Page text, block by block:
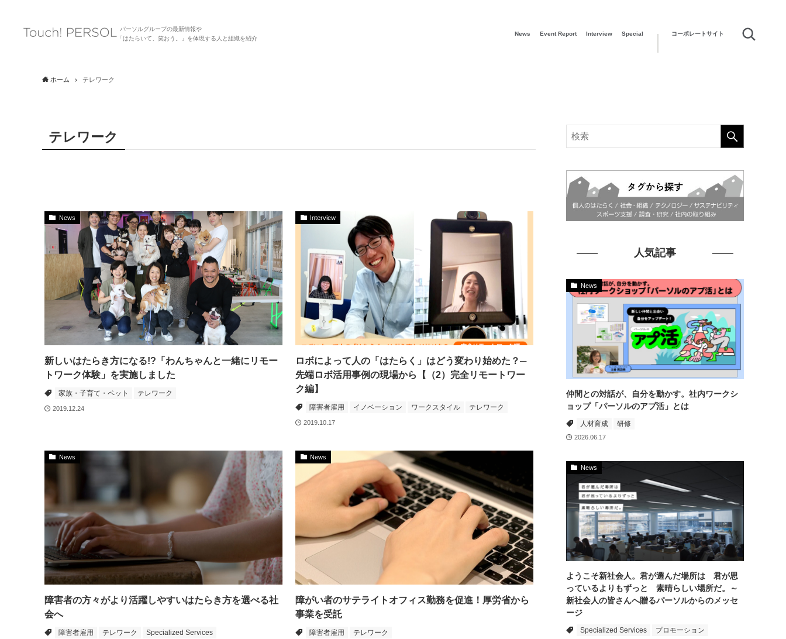
パーソルグループの最新情報や
「はたらいて、笑おう。」を体現する人と組織を紹介
News Event Report Interview Special コーポレートサイト
ホーム テレワーク
テレワーク
News
新しいはたらき方になる!?「わんちゃんと一緒にリモー
トワーク体験」を実施しました
家族・子育て・ペット テレワーク
2019.12.24
Interview
ロボによって人の「はたらく」はどう変わり始めた？─
先端ロボ活用事例の現場から【（2）完全リモートワー
ク編】
障害者雇用 イノベーション ワークスタイル テレワーク
2019.10.17
News
障害者の方々がより活躍しやすいはたらき方を選べる社
会へ
障害者雇用 テレワーク Specialized Services
News
障がい者のサテライトオフィス勤務を促進！厚労省から
事業を受託
障害者雇用 テレワーク
人気記事
News
仲間との対話が、自分を動かす。社内ワークシ
ョップ「パーソルのアプ活」とは
人材育成 研修
2026.06.17
News
ようこそ新社会人。君が選んだ場所は 君が思
っているよりもずっと 素晴らしい場所だ。～
新社会人の皆さんへ贈るパーソルからのメッセ
ージ
Specialized Services プロモーション